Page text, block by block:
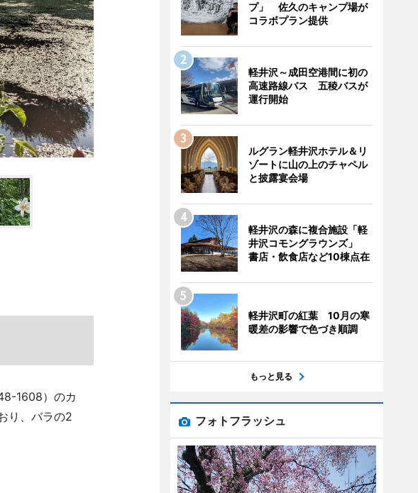
1608）のカ
り、バラの2
プ」 佐久のキャンプ場が
コラボプラン提供
軽井沢～成田空港間に初の
高速路線バス 五稜バスが
運行開始
ルグラン軽井沢ホテル＆リ
ゾートに山の上のチャペル
と披露宴会場
軽井沢の森に複合施設「軽
井沢コモングラウンズ」
書店・飲食店など10棟点在
軽井沢町の紅葉 10月の寒
暖差の影響で色づき順調
もっと見る
フォトフラッシュ